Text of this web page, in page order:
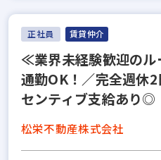
正社員 賃貸仲介
≪業界未経験歓迎の
通勤OK！／完全週休
センティブ支給あり◎
松栄不動産株式会社